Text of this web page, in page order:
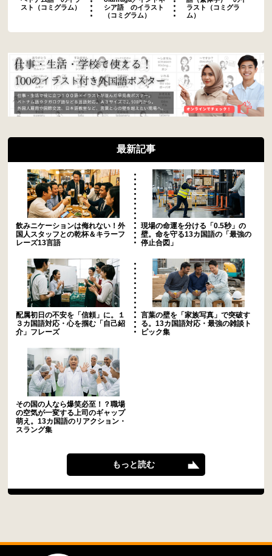
スト（コミグラム）
シア語 のイラスト
（コミグラム）
ラスト（コミグラ
ム）
最新記事
飲みニケーションは侮れない！外
国人スタッフとの乾杯＆キラーフ
レーズ13言語
現場の命運を分ける「0.5秒」の
壁。命を守る13カ国語の「最強の
停止合図」
配属初日の不安を「信頼」に。１
３カ国語対応・心を掴む「自己紹
介」フレーズ
言葉の壁を「家族写真」で突破す
る。13カ国語対応・最強の雑談ト
ピック集
その国の人なら爆笑必至！？職場
の空気が一変する上司のギャップ
萌え。13カ国語のリアクション・
スラング集
もっと読む